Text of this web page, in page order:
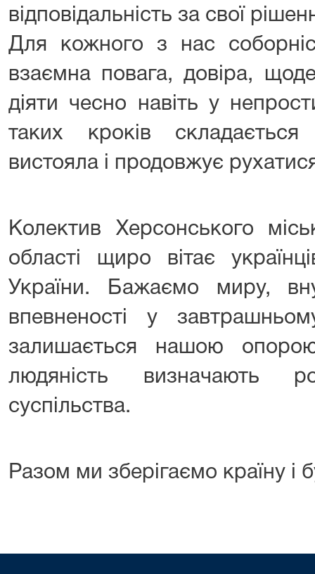
відповідальність за свої
Для кожного з нас
взаємна повага, довіра,
діяти чесно навіть у
таких кроків
вистояла і продовжує
Колектив Херсонського
області щиро вітає
України. Бажаємо миру,
впевненості у
залишається нашою
людяність визначають
суспільства.
Разом ми зберігаємо країну і